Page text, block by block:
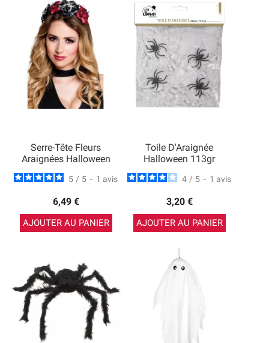
Serre-Tête Fleurs
Araignées Halloween
5 / 5 - 1 avis
6,49 €
AJOUTER AU PANIER
Toile D'Araignée
Halloween 113gr
4 / 5 - 1 avis
3,20 €
AJOUTER AU PANIER